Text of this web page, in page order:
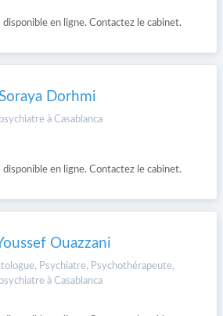
disponible en ligne. Contactez le cabinet.
Dorhmi
à Casablanca
disponible en ligne. Contactez le cabinet.
Ouazzani
Psychiatre, Psychothérapeute,
à Casablanca